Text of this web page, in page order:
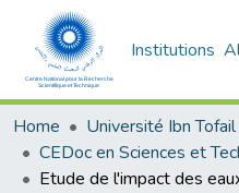
Institutions
Home